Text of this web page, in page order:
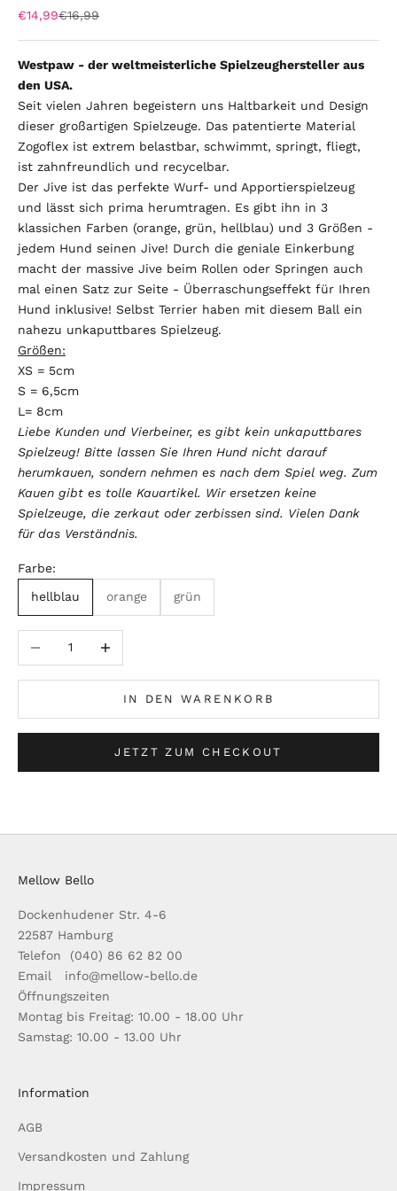
Angebot
€14,99Regulärer Preis
€16,99
Westpaw - der weltmeisterliche Spielzeughersteller aus
den USA.
Seit vielen Jahren begeistern uns Haltbarkeit und Design
dieser großartigen Spielzeuge. Das patentierte Material
Zogoflex ist extrem belastbar, schwimmt, springt, fliegt,
ist zahnfreundlich und recycelbar.
Der Jive ist das perfekte Wurf- und Apportierspielzeug
und lässt sich prima herumtragen. Es gibt ihn in 3
klassichen Farben (orange, grün, hellblau) und 3 Größen -
jedem Hund seinen Jive! Durch die geniale Einkerbung
macht der massive Jive beim Rollen oder Springen auch
mal einen Satz zur Seite - Überraschungseffekt für Ihren
Hund inklusive! Selbst Terrier haben mit diesem Ball ein
nahezu unkaputtbares Spielzeug.
Größen:
XS = 5cm
S = 6,5cm
L= 8cm
Liebe Kunden und Vierbeiner, es gibt kein unkaputtbares
Spielzeug! Bitte lassen Sie Ihren Hund nicht darauf
herumkauen, sondern nehmen es nach dem Spiel weg. Zum
Kauen gibt es tolle Kauartikel. Wir ersetzen keine
Spielzeuge, die zerkaut oder zerbissen sind. Vielen Dank
für das Verständnis.
Farbe:
hellblau orange grün
Anzahl verringern
IN DEN WARENKORB
JETZT ZUM CHECKOUT
Mellow Bello
Dockenhudener Str. 4-6
22587 Hamburg
Telefon (040) 86 62 82 00
Email info@mellow-bello.de
Öffnungszeiten
Montag bis Freitag: 10.00 - 18.00 Uhr
Samstag: 10.00 - 13.00 Uhr
Information
AGB
Versandkosten und Zahlung
Impressum